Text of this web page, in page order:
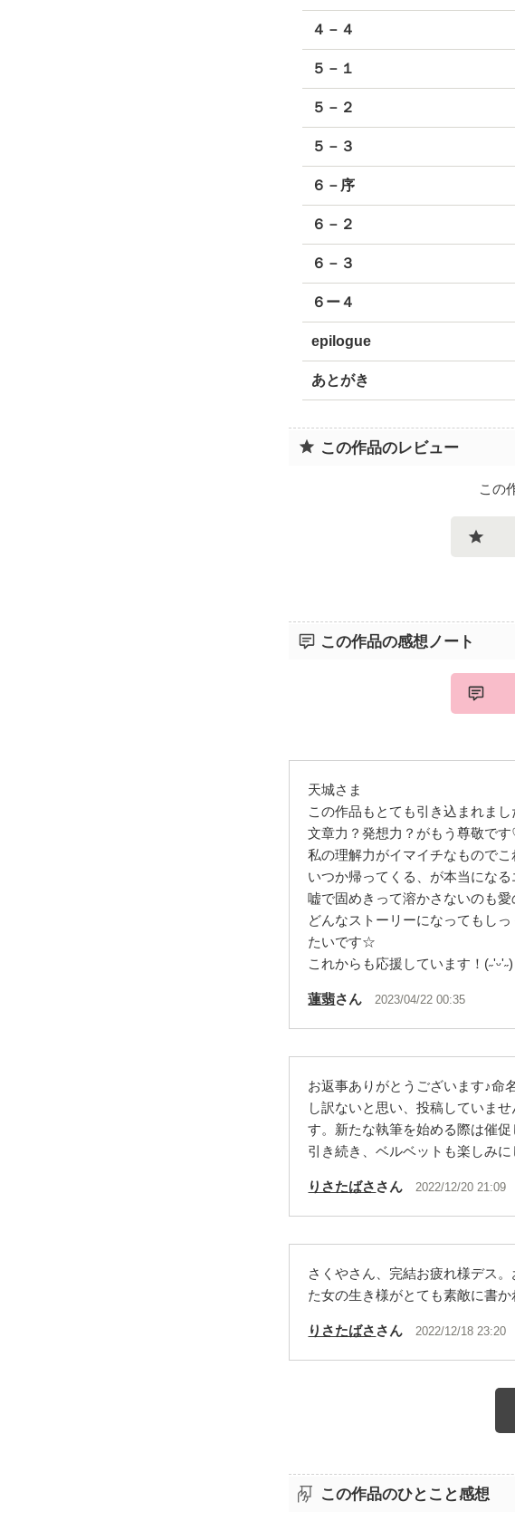
４－４
５－１
５－２
５－３
６－序
６－２
６－３
６ー４
epilogue
あとがき
この作品のレビュー
この
この作品の感想ノート
天城さま
この作品もとても引き込まれまし
文章力？発想力？がもう尊敬で
私の理解力がイマイチなもので
いつか帰ってくる、が本当にな
嘘で固めきって溶かさないのも
どんなストーリーになってもし
たいです☆
これからも応援しています！(˶'ᵕ'˶)
蓮翡さん 2023/04/22 00:35
お返事ありがとうございます♪命
し訳ないと思い、投稿していま
す。新たな執筆を始める際は催促
引き続き、ベルベットも楽しみに
りさたばさ さん 2022/12/20 21:09
さくやさん、完結お疲れ様デス
た女の生き様がとても素敵に書
りさたばさ さん 2022/12/18 23:20
この作品のひとこと感想